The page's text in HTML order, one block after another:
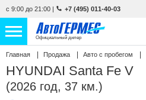
с 9:00 до 21:00 | +7 (495) 011-40-03
Официальный дилер
НОВЫЕ АВТОМОБИЛИ 4770 авто
С ПРОБЕГОМ 857 авто
Главная Продажа Авто с пробегом
HYUNDAI Santa Fe V
(2026 год, 37 км.)